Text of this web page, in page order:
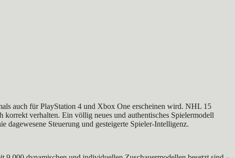
auch für PlayStation 4 und Xbox One erscheinen wird. NHL 15
verhalten. Ein völlig neues und authentisches Spielermodell
Steuerung und gesteigerte Spieler-Intelligenz.